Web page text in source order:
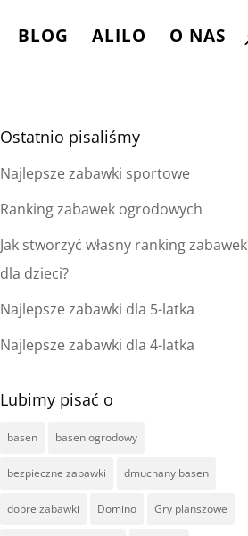
BLOG ALILO O NAS
Ostatnio pisaliśmy
Najlepsze zabawki sportowe
Ranking zabawek ogrodowych
Jak stworzyć własny ranking zabawek
dla dzieci?
Najlepsze zabawki dla 5-latka
Najlepsze zabawki dla 4-latka
Lubimy pisać o
basen basen ogrodowy
bezpieczne zabawki dmuchany basen
dobre zabawki Domino Gry planszowe